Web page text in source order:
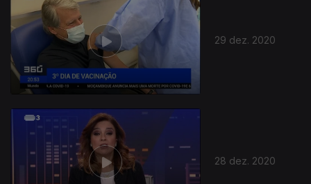
29 dez. 2020
28 dez. 2020